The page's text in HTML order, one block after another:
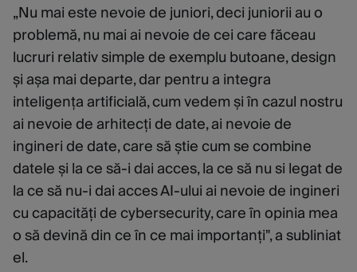
„Nu mai este nevoie de juniori, deci juniorii au o
problemă, nu mai ai nevoie de cei care făceau
lucruri relativ simple de exemplu butoane, design
și așa mai departe, dar pentru a integra
inteligența artificială, cum vedem și în cazul nostru
ai nevoie de arhitecți de date, ai nevoie de
ingineri de date, care să știe cum se combine
datele și la ce să-i dai acces, la ce să nu si legat de
la ce să nu-i dai acces AI-ului ai nevoie de ingineri
cu capacități de cybersecurity, care în opinia mea
o să devină din ce în ce mai importanți", a subliniat
el.